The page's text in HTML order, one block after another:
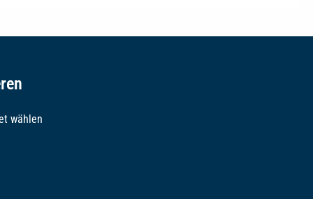
wählen